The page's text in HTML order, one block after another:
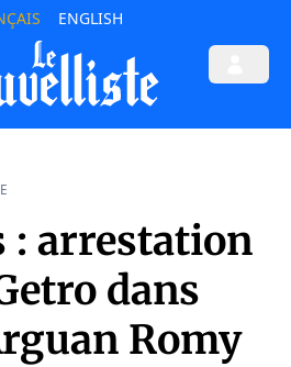
ENGLISH
: arrestation
dans
Romy